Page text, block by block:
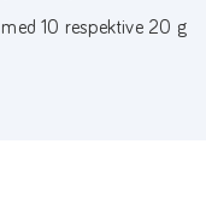
10 respektive 20 g